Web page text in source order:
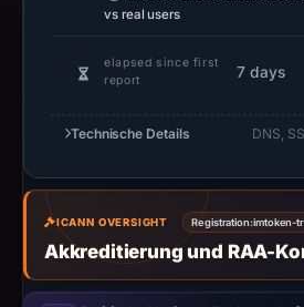
do
Context:
registrar
Dominet
(HK)
vs real users
elapsed since first
report
7 days
Technische Details DNS,
ICANN OVERSIGHT Registration:imtoken-
Akkreditierung und RAA-